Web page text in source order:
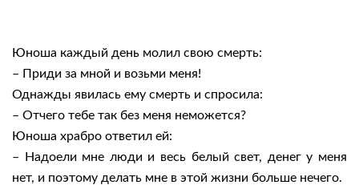
Юноша каждый день молил свою смерть:
– Приди за мной и возьми меня!
Однажды явилась ему смерть и спросила:
– Отчего тебе так без меня неможется?
Юноша храбро ответил ей:
– Надоели мне люди и весь белый свет, денег у меня
нет, и поэтому делать мне в этой жизни больше нечего.